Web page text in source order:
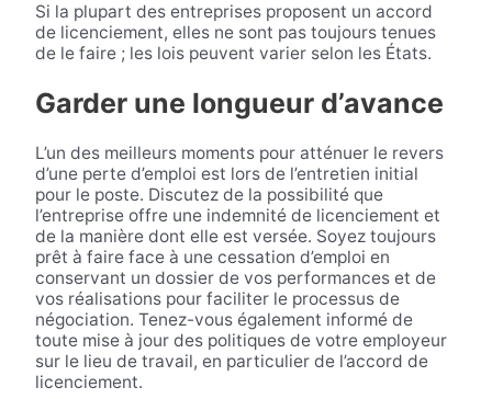
Si la plupart des entreprises proposent un accord
de licenciement, elles ne sont pas toujours tenues
de le faire ; les lois peuvent varier selon les États.
Garder une longueur d’avance
L’un des meilleurs moments pour atténuer le revers
d’une perte d’emploi est lors de l’entretien initial
pour le poste. Discutez de la possibilité que
l’entreprise offre une indemnité de licenciement et
de la manière dont elle est versée. Soyez toujours
prêt à faire face à une cessation d’emploi en
conservant un dossier de vos performances et de
vos réalisations pour faciliter le processus de
négociation. Tenez-vous également informé de
toute mise à jour des politiques de votre employeur
sur le lieu de travail, en particulier de l’accord de
licenciement.